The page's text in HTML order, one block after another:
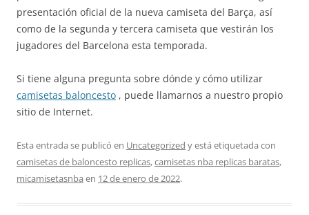
presentación oficial de la nueva camiseta del Barça, así
como de la segunda y tercera camiseta que vestirán los
jugadores del Barcelona esta temporada.
Si tiene alguna pregunta sobre dónde y cómo utilizar
camisetas baloncesto , puede llamarnos a nuestro propio
sitio de Internet.
Esta entrada se publicó en Uncategorized y está etiquetada con
camisetas de baloncesto replicas,camisetas nba replicas baratas,
micamisetasnba en 12 de enero de 2022.